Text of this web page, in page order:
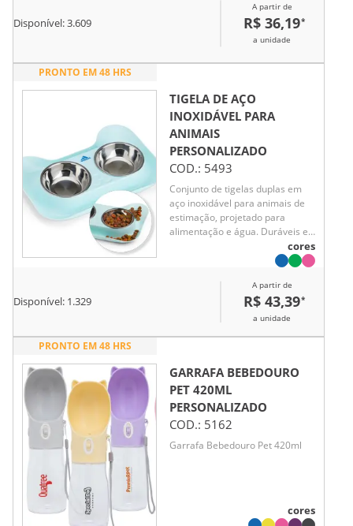
Disponível:3.609
A partir de
R$ 36,19*
a unidade
PRONTO EM 48 HRS
TIGELA DE AÇO
INOXIDÁVEL PARA
ANIMAIS
PERSONALIZADO
COD.: 5493
Conjunto de tigelas duplas em
aço inoxidável para animais de
estimação, projetado para
alimentação e água. Duráveis e
fáceis de limpar, ideais para
garantir conforto e higiene para
cores
Disponível: 1.329
A partir de
R$ 43,39*
a unidade
PRONTO EM 48 HRS
GARRAFA BEBEDOURO
PET 420ML
PERSONALIZADO
COD.: 5162
Garrafa Bebedouro Pet 420ml
cores